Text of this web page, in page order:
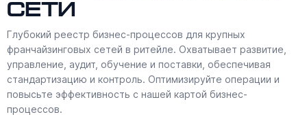
сети
Глубокий реестр бизнес-процессов для крупных
франчайзинговых сетей в ритейле. Охватывает развитие,
управление, аудит, обучение и поставки, обеспечивая
стандартизацию и контроль. Оптимизируйте операции и
повысьте эффективность с нашей картой бизнес-
процессов.